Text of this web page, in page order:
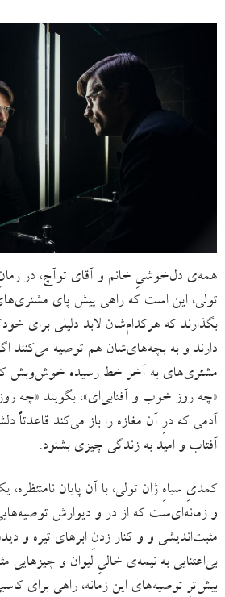
همه‌ی دل‌خوشیِ خانم و آقای توآچ، در
تولی، این است که راهی پیش پای
بگذارند که هرکدام‌شان لابد دلیلی برای
دارند و به بچه‌های‌شان هم توصیه می‌کنند
مشتری‌های به آخر خط رسیده خوش‌وبش
«چه روز خوب و آفتابی‌ای»، بگویند «چه
آدمی که درِ آن مغازه را باز می‌کند قاعدتاً
آفتاب و امید به زندگی چیزی بشنود.
کمدیِ سیاهِ ژان تولی، با آن پایان
و زمانه‌ای‌ست که از در و دیوارش
مثبت‌اندیشی و و کنار زدنِ‌ ابرهای تیره و
بی‌اعتنایی به نیمه‌ی خالیِ لیوان و چیزهایی
بیش‌ترِ توصیه‌های این زمانه، راهی برای